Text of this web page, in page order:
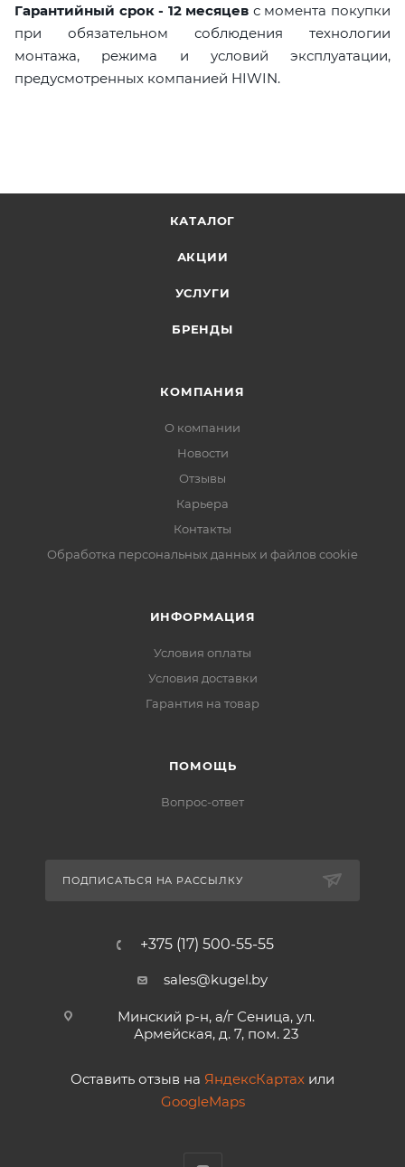
Гарантийный срок - 12 месяцев с момента покупки
при обязательном соблюдения технологии
монтажа, режима и условий эксплуатации,
предусмотренных компанией HIWIN.
КАТАЛОГ
АКЦИИ
УСЛУГИ
БРЕНДЫ
КОМПАНИЯ
О компании
Новости
Отзывы
Карьера
Контакты
Обработка персональных данных и файлов cookie
ИНФОРМАЦИЯ
Условия оплаты
Условия доставки
Гарантия на товар
ПОМОЩЬ
Вопрос-ответ
ПОДПИСАТЬСЯ НА РАССЫЛКУ
+375 (17) 500-55-55
sales@kugel.by
Минский р-н, а/г Сеница, ул.
Армейская, д. 7, пом. 23
Оставить отзыв на ЯндексКартах или
GoogleMaps